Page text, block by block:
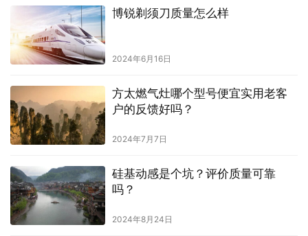
博锐剃须刀质量怎么样
2024年6月16日
方太燃气灶哪个型号便宜实用老客
户的反馈好吗？
2024年7月7日
硅基动感是个坑？评价质量可靠
吗？
2024年8月24日